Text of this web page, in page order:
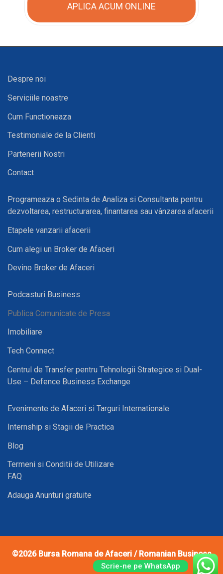
APLICA ACUM ONLINE
Despre noi
Serviciile noastre
Cum Functioneaza
Testimoniale de la Clienti
Partenerii Nostri
Contact
Programeaza o Sedinta de Analiza si Consultanta pentru
dezvoltarea, restructurarea, finantarea sau vânzarea afacerii
Etapele vanzarii afacerii
Cum alegi un Broker de Afaceri
Devino Broker de Afaceri
Podcasturi Business
Publica Comunicate de Presa
Imobiliare
Tech Connect
Centrul de Transfer pentru Tehnologii Strategice si Dual-
Use – Defence Business Exchange
Evenimente de Afaceri si Targuri Internationale
Internship si Stagii de Practica
Blog
Termeni si Conditii de Utilizare
FAQ
Adauga Anunturi gratuite
©2026 Bursa Romana de Afaceri / Romanian Business
Exchange
Scrie-ne pe WhatsApp